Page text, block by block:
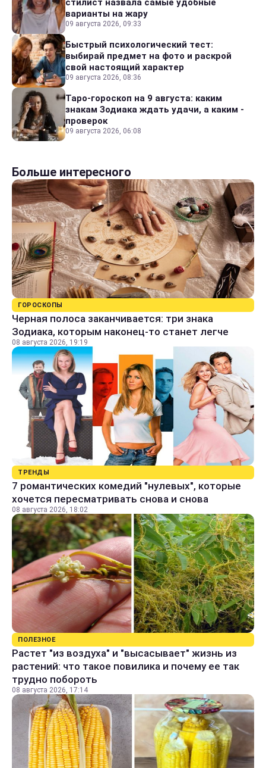
стилист назвала самые удобные
варианты на жару
09 августа 2026, 09:33
Быстрый психологический тест:
выбирай предмет на фото и раскрой
свой настоящий характер
09 августа 2026, 08:36
Таро-гороскоп на 9 августа: каким
знакам Зодиака ждать удачи, а каким -
проверок
09 августа 2026, 06:08
Больше интересного
ГОРОСКОПЫ
Черная полоса заканчивается: три знака
Зодиака, которым наконец-то станет легче
08 августа 2026, 19:19
ТРЕНДЫ
7 романтических комедий "нулевых", которые
хочется пересматривать снова и снова
08 августа 2026, 18:02
ПОЛЕЗНОЕ
Растет "из воздуха" и "высасывает" жизнь из
растений: что такое повилика и почему ее так
трудно побороть
08 августа 2026, 17:14